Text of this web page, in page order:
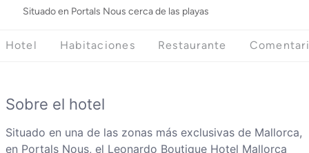
Situado en Portals Nous cerca de las playas
Hotel Habitaciones Restaurante
Sobre el hotel
Situado en una de las zonas más exclusivas de Mallorca,
en Portals Nous, el Leonardo Boutique Hotel Mallorca